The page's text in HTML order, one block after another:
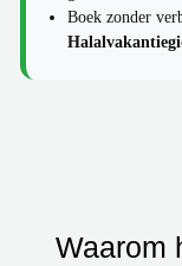
Boek zonder
Waarom